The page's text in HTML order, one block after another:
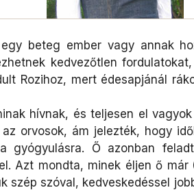
beteg ember vagy annak
kedvezőtlen
Rozihoz, mert édesapjánál
hívnak, és teljesen el
orvosok, ám jelezték, hogy
gyógyulásra. Ő azonban
Azt mondta, minek éljen ő már
szép szóval, kedveskedéssel